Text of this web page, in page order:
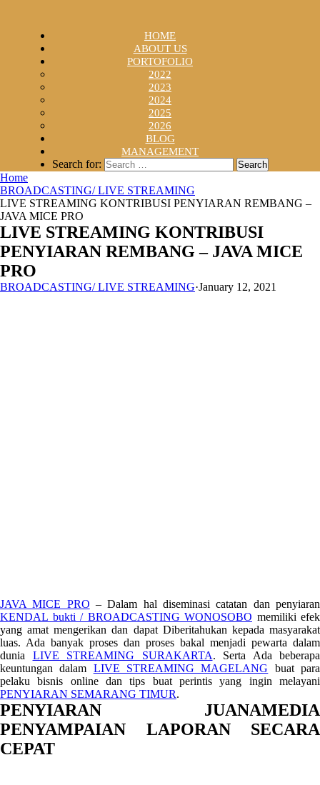
HOME
ABOUT US
PORTOFOLIO
2022
2023
2024
2025
2026
BLOG
MANAGEMENT
Search for:
Home
BROADCASTING/ LIVE STREAMING
LIVE STREAMING KONTRIBUSI PENYIARAN REMBANG –
JAVA MICE PRO
LIVE STREAMING KONTRIBUSI
PENYIARAN REMBANG – JAVA MICE
PRO
BROADCASTING/ LIVE STREAMING·January 12, 2021
JAVA MICE PRO – Dalam hal diseminasi catatan dan penyiaran
KENDAL bukti / BROADCASTING WONOSOBO memiliki efek
yang amat mengerikan dan dapat Diberitahukan kepada masyarakat
luas. Ada banyak proses dan proses bakal menjadi pewarta dalam
dunia LIVE STREAMING SURAKARTA. Serta Ada beberapa
keuntungan dalam LIVE STREAMING MAGELANG buat para
pelaku bisnis online dan tips buat perintis yang ingin melayani
PENYIARAN SEMARANG TIMUR.
PENYIARAN JUANAMEDIA
PENYAMPAIAN LAPORAN SECARA
CEPAT